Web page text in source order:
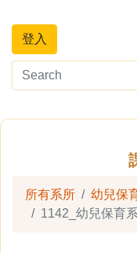
登入
所有系所
幼兒保
1142_幼兒保育